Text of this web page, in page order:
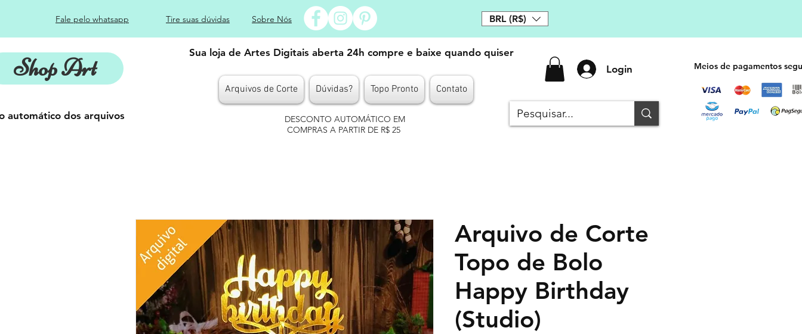
Fale pelo whatsapp Tire suas dúvidas Sobre Nós BRL (R$)
Shop Art
Sua loja de Artes Digitais aberta 24h compre e baixe quando quiser
Arquivos de Corte Dúvidas? Topo Pronto Contato
Login
automático dos arquivos
DESCONTO AUTOMÁTICO EM
COMPRAS A PARTIR DE R$ 25
Meios de pagamentos
Arquivo de Corte
Topo de Bolo
Happy Birthday
(Studio)